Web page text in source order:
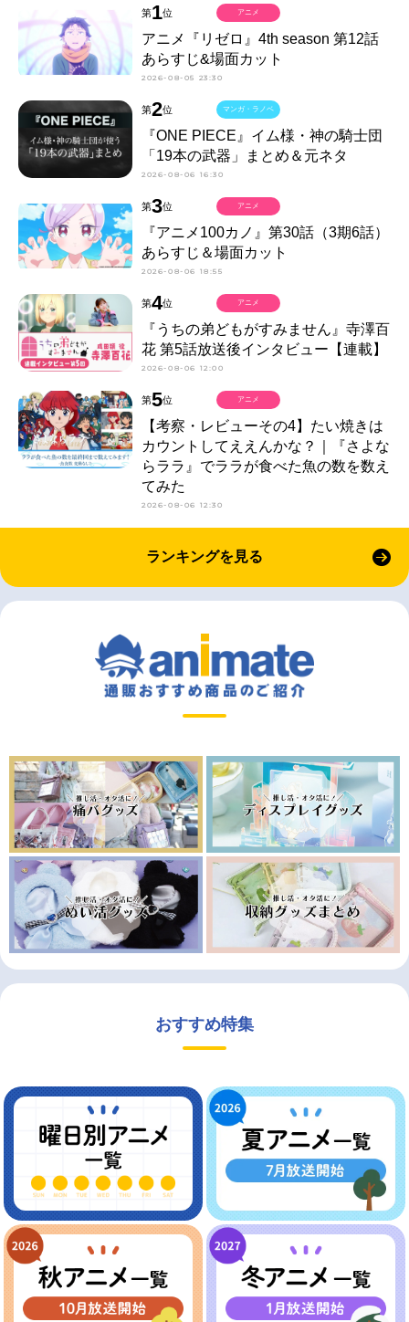
第1位
アニメ『リゼロ』4th season 第12話
あらすじ&場面カット
2026-08-05 23:30
アニメ
第2位
『ONE PIECE』イム様・神の騎士団
「19本の武器」まとめ＆元ネタ
2026-08-06 16:30
マンガ・ラノベ
第3位
『アニメ100カノ』第30話（3期6話）
あらすじ＆場面カット
2026-08-06 18:55
アニメ
第4位
『うちの弟どもがすみません』寺澤百
花 第5話放送後インタビュー【連載】
2026-08-06 12:00
アニメ
第5位
【考察・レビューその4】たい焼きは
カウントしてええんかな？｜『さよな
らララ』でララが食べた魚の数を数え
てみた
2026-08-06 12:30
アニメ
ランキングを見る
おすすめ特集